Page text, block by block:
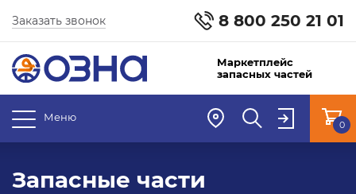
8 800 250 21 01
Заказать звонок
Маркетплейс
запасных частей
Меню
0
Запасные части